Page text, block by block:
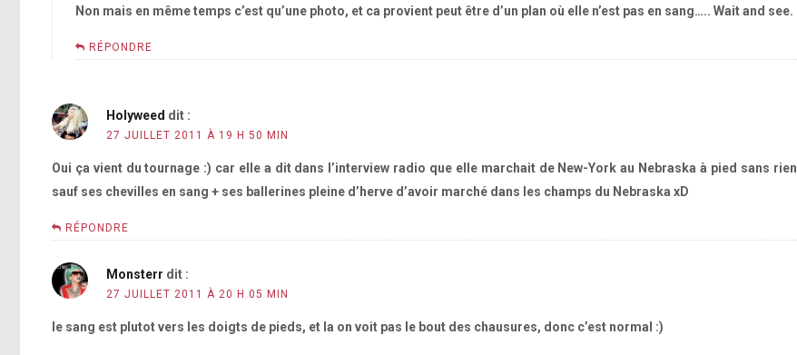
Non mais en même temps c’est qu’une photo, et ca provient peut être d’un plan où elle n’est pas en sang….. Wait and see.
RÉPONDRE
Holyweed dit :
27 JUILLET 2011 À 19 H 50 MIN
Oui ça vient du tournage :) car elle a dit dans l’interview radio que elle marchait de New-York au Nebraska à pied sans rien
sauf ses chevilles en sang + ses ballerines pleine d’herve d’avoir marché dans les champs du Nebraska xD
RÉPONDRE
Monsterr dit :
27 JUILLET 2011 À 20 H 05 MIN
le sang est plutot vers les doigts de pieds, et la on voit pas le bout des chausures, donc c’est normal :)